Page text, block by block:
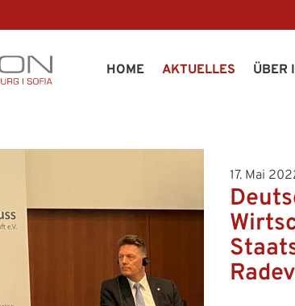
HOME AKTUELLES ÜBER
17. Mai